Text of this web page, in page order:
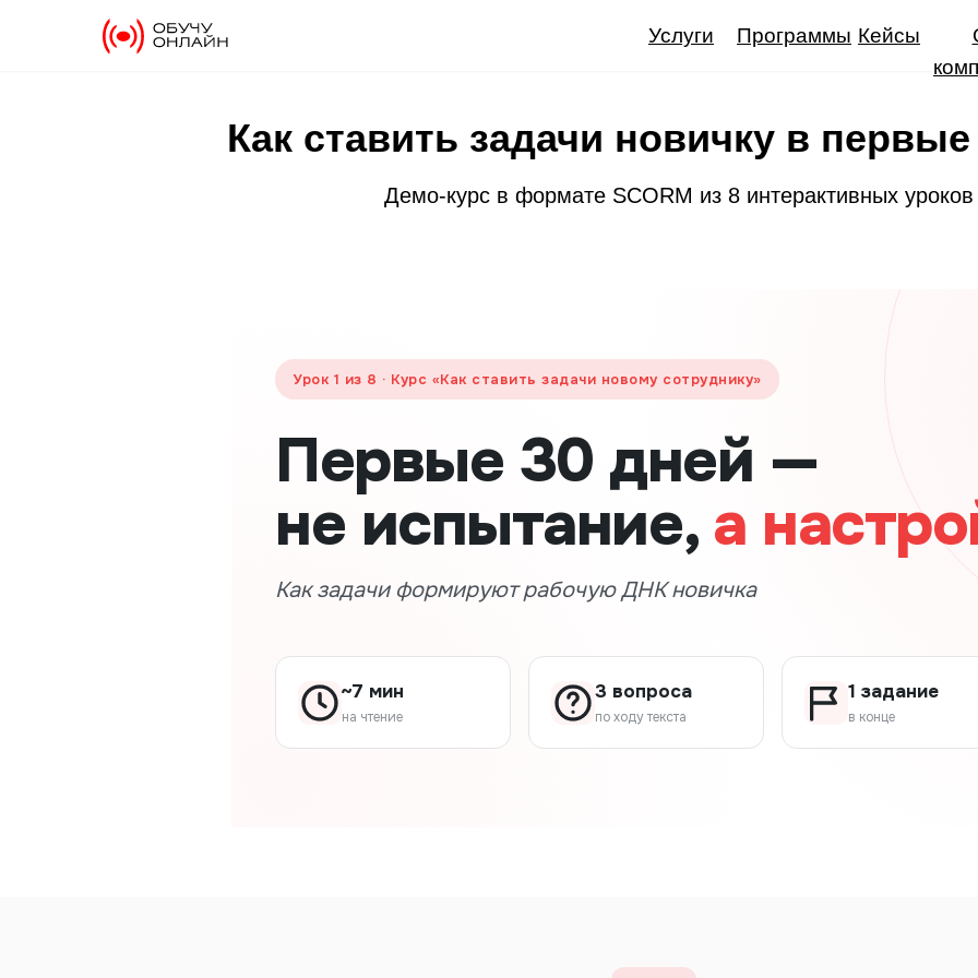
Услуги Кейсы
Программы
Как ставить задачи новичку в
Демо-курс в формате SCORM из 8 интерактивных уроков
Урок 1 из 8 · Курс «Как ставить задачи новому сотруднику»
Первые 30 дней —
не испытание, а
Как задачи формируют рабочую ДНК новичка
~7 мин
на чтение
3 вопроса
по ходу текста
1 задание
в конце